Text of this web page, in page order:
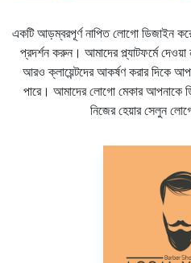
একটি আড়ম্বরপূর্ণ নাপিত লোগো ডিজাইন
প্রদর্শন করুন। আমাদের প্ল্যাটফর্মে
আরও ক্লায়েন্টদের আকর্ষণ করার দিকে
পারে। আমাদের লোগো মেকার আপনাকে
নিজের হেয়ার সেলুন